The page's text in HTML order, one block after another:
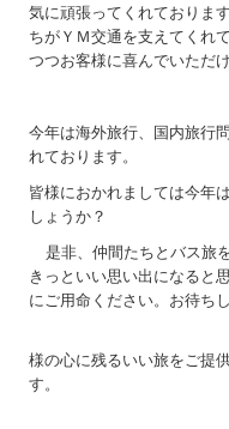
気に頑張ってくれておりま
ちがＹＭ交通を支えてくれ
つつお客様に喜んでいただ
今年は海外旅行、国内旅行
れております。
皆様におかれましては今年
しょうか？
是非、仲間たちとバス旅
きっといい思い出になると
にご用命ください。お待ち
様の心に残るいい旅をご提
す。